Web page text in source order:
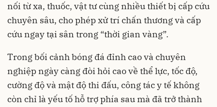
nối từ xa, thuốc, vật tư cùng nhiều thiết bị cấp cứu
chuyên sâu, cho phép xử trí chấn thương và cấp
cứu ngay tại sân trong “thời gian vàng”.
Trong bối cảnh bóng đá đỉnh cao và chuyên
nghiệp ngày càng đòi hỏi cao về thể lực, tốc độ,
cường độ và mật độ thi đấu, công tác y tế không
còn chỉ là yếu tố hỗ trợ phía sau mà đã trở thành